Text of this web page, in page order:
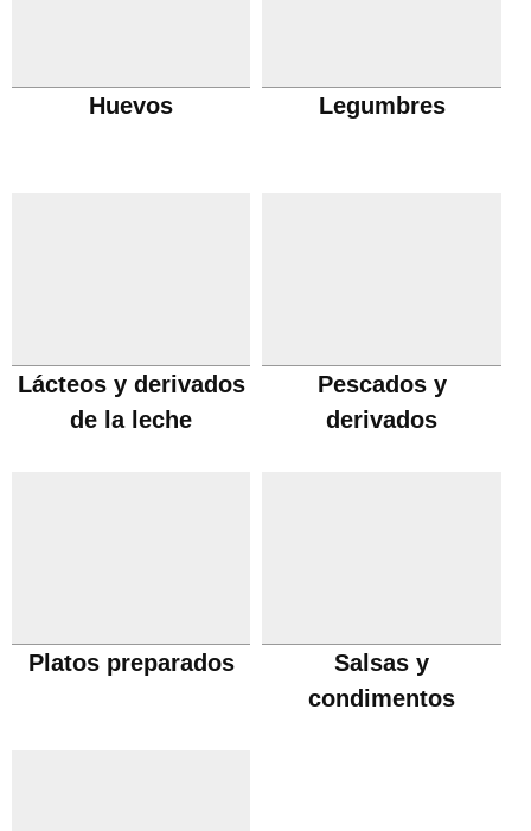
Huevos Legumbres
Lácteos y derivados
de la leche
Pescados y
derivados
Platos preparados
Salsas y
condimentos